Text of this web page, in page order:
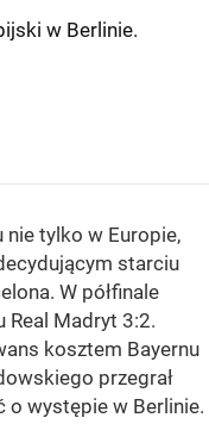
w Berlinie.
tylko w Europie,
starciu
W półfinale
Real Madryt 3:2.
kosztem Bayernu
przegrał
o występie w Berlinie.